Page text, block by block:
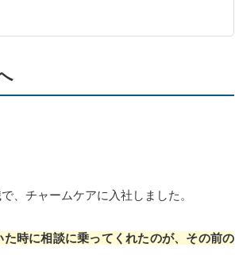
、チャームケアに入社しました。
時に相談に乗ってくれたのが、その前の